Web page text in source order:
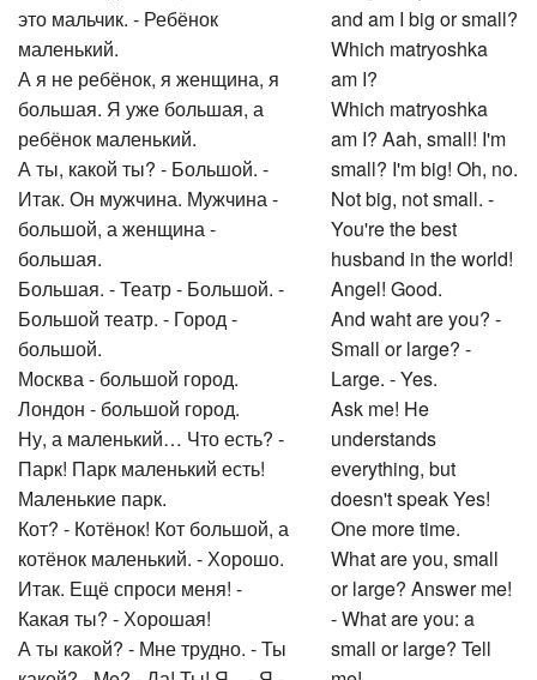
это мальчик. - Ребёнок
маленький.
А я не ребёнок, я женщина, я
большая. Я уже большая, а
ребёнок маленький.
А ты, какой ты? - Большой. -
Итак. Он мужчина. Мужчина -
большой, а женщина -
большая.
Большая. - Театр - Большой. -
Большой театр. - Город -
большой.
Москва - большой город.
Лондон - большой город.
Ну, а маленький… Что есть? -
Парк! Парк маленький есть!
Маленькие парк.
Кот? - Котёнок! Кот большой, а
котёнок маленький. - Хорошо.
Итак. Ещё спроси меня! -
Какая ты? - Хорошая!
А ты какой? - Мне трудно. - Ты
and am I big or small?
Which matryoshka
am I?
Which matryoshka
am I? Aah, small! I'm
small? I'm big! Oh, no.
Not big, not small. -
You're the best
husband in the world!
Angel! Good.
And waht are you? -
Small or large? -
Large. - Yes.
Ask me! He
understands
everything, but
doesn't speak Yes!
One more time.
What are you, small
or large? Answer me!
- What are you: a
small or large? Tell